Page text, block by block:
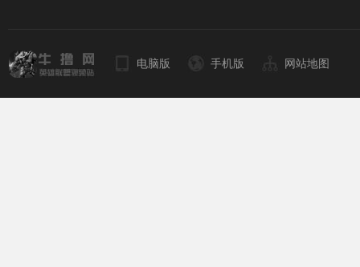
电脑版 手机版 网站地图